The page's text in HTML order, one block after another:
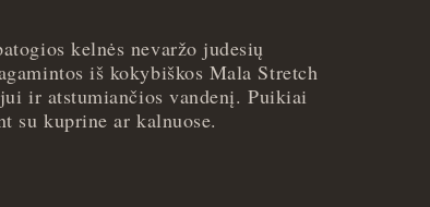
kelnės nevaržo judesių
iš kokybiškos Mala Stretch
ir atstumiančios vandenį. Puikiai
su kuprine ar kalnuose.